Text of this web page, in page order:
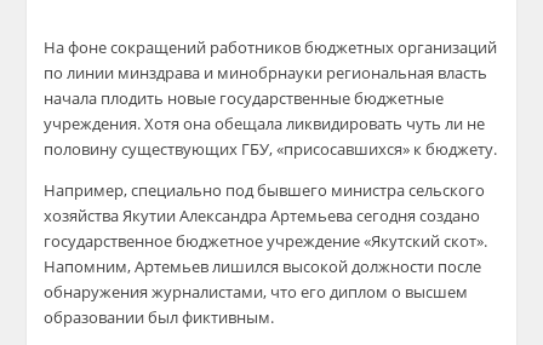
На фоне сокращений работников бюджетных организаций
по линии минздрава и минобрнауки региональная власть
начала плодить новые государственные бюджетные
учреждения. Хотя она обещала ликвидировать чуть ли не
половину существующих ГБУ, «присосавшихся» к бюджету.
Например, специально под бывшего министра сельского
хозяйства Якутии Александра Артемьева сегодня создано
государственное бюджетное учреждение «Якутский скот».
Напомним, Артемьев лишился высокой должности после
обнаружения журналистами, что его диплом о высшем
образовании был фиктивным.